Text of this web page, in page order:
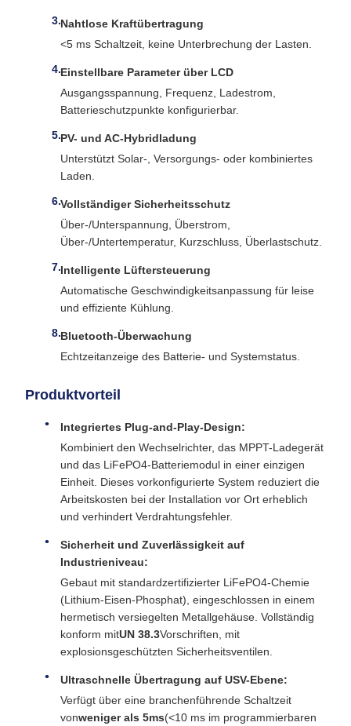
Nahtlose Kraftübertragung
<5 ms Schaltzeit, keine Unterbrechung der Lasten.
Einstellbare Parameter über LCD
Ausgangsspannung, Frequenz, Ladestrom,
Batterieschutzpunkte konfigurierbar.
PV- und AC-Hybridladung
Unterstützt Solar-, Versorgungs- oder kombiniertes
Laden.
Vollständiger Sicherheitsschutz
Über-/Unterspannung, Überstrom,
Über-/Untertemperatur, Kurzschluss, Überlastschutz.
Intelligente Lüftersteuerung
Automatische Geschwindigkeitsanpassung für leise
und effiziente Kühlung.
Bluetooth-Überwachung
Echtzeitanzeige des Batterie- und Systemstatus.
Produktvorteil
Integriertes Plug-and-Play-Design:
Kombiniert den Wechselrichter, das MPPT-Ladegerät
und das LiFePO4-Batteriemodul in einer einzigen
Einheit. Dieses vorkonfigurierte System reduziert die
Arbeitskosten bei der Installation vor Ort erheblich
und verhindert Verdrahtungsfehler.
Sicherheit und Zuverlässigkeit auf
Industrieniveau:
Gebaut mit standardzertifizierter LiFePO4-Chemie
(Lithium-Eisen-Phosphat), eingeschlossen in einem
hermetisch versiegelten Metallgehäuse. Vollständig
konform mitUN 38.3Vorschriften, mit
explosionsgeschützten Sicherheitsventilen.
Ultraschnelle Übertragung auf USV-Ebene:
Verfügt über eine branchenführende Schaltzeit
vonweniger als 5ms(<10 ms im programmierbaren